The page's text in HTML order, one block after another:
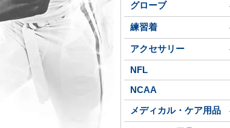
グローブ
練習着
アクセサリー
NFL
NCAA
メディカル・ケア用品